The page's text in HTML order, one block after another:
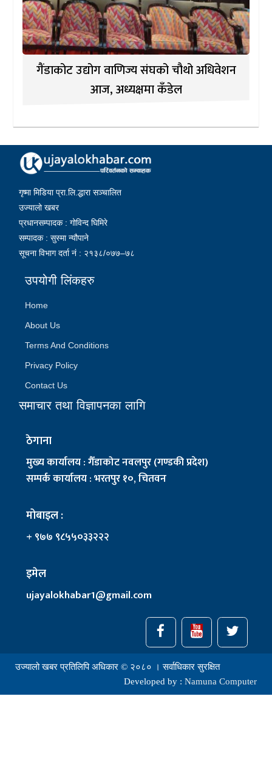
गैंडाकोट उद्योग वाणिज्य संघको चौथो अधिवेशन
आज, अध्यक्षमा कँडेल
गृष्मा मिडिया प्रा.लि.द्धारा सञ्चालित
उज्यालो खबर
प्रधानसम्पादक : गोविन्द घिमिरे
सम्पादक : सुस्मा न्यौपाने
सूचना विभाग दर्ता नं : २१३८/०७७–७८
उपयोगी लिंकहरु
Home
About Us
Terms And Conditions
Privacy Policy
Contact Us
समाचार तथा विज्ञापनका लागि
ठेगाना
मुख्य कार्यालय : गैँडाकोट नवलपुर (गण्डकी प्रदेश)
सम्पर्क कार्यालय : भरतपुर १०, चितवन
मोबाइल :
+ ९७७ ९८५५०३३२२२
इमेल
ujayalokhabar1@gmail.com
उज्यालो खबर प्रतिलिपि अधिकार © २०८० । सर्वाधिकार सुरक्षित
Developed by : Namuna Computer